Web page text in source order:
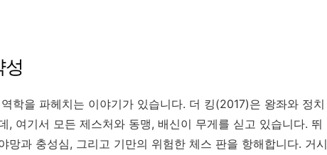
학을 파헤치는 이야기가 있습니다. 더 킹(2017)은 왕좌와 정치
, 여기서 모든 제스처와 동맹, 배신이 무게를 싣고 있습니다. 뛰
망과 충성심, 그리고 기만의 위험한 체스 판을 항해합니다. 거시